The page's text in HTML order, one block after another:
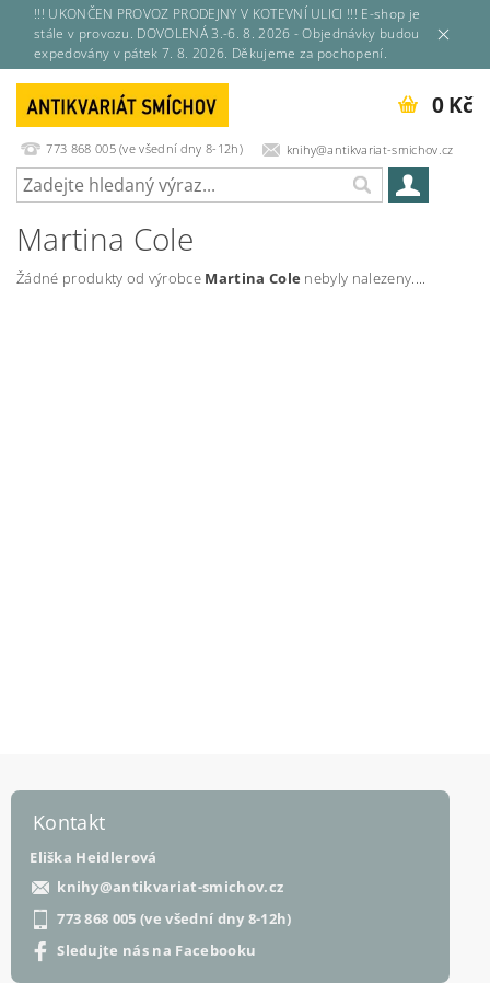
!!! UKONČEN PROVOZ PRODEJNY V KOTEVNÍ ULICI !!! E-shop je
stále v provozu. DOVOLENÁ 3.-6. 8. 2026 - Objednávky budou
expedovány v pátek 7. 8. 2026. Děkujeme za pochopení.
773 868 005 (ve všední dny 8-12h) knihy@antikvariat-smichov.cz
0 Kč
Martina Cole
Žádné produkty od výrobce Martina Cole nebyly nalezeny....
Kontakt
Eliška Heidlerová
knihy@antikvariat-smichov.cz
773 868 005 (ve všední dny 8-12h)
Sledujte nás na Facebooku